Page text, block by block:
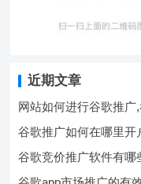
近期文章
网站如何进行谷歌推广
谷歌推广如何在哪里开
谷歌竞价推广软件有